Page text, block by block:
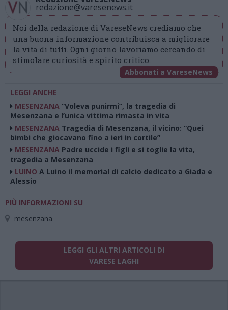
redazione@varesenews.it
Noi della redazione di VareseNews crediamo che
una buona informazione contribuisca a migliorare
la vita di tutti. Ogni giorno lavoriamo cercando di
stimolare curiosità e spirito critico.
Abbonati a VareseNews
LEGGI ANCHE
MESENZANA “Voleva punirmi”, la tragedia di
Mesenzana e l’unica vittima rimasta in vita
MESENZANA Tragedia di Mesenzana, il vicino: “Quei
bimbi che giocavano fino a ieri in cortile”
MESENZANA Padre uccide i figli e si toglie la vita,
tragedia a Mesenzana
LUINO A Luino il memorial di calcio dedicato a Giada e
Alessio
PIÙ INFORMAZIONI SU
mesenzana
LEGGI GLI ALTRI ARTICOLI DI
VARESE LAGHI